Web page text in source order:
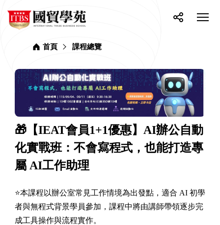
ITBS
國
貿
站
主
選
首頁 課程總覽
🎁【IEAT會員1+1優惠】AI辦公自動
化實戰班：不會寫程式，也能打造專
屬 AI工作助理
⭐本課程以辦公室常見工作情境為出發點，適合 AI 初學
者與無程式背景學員參加，課程中將由講師帶領逐步完
成工具操作與流程實作。